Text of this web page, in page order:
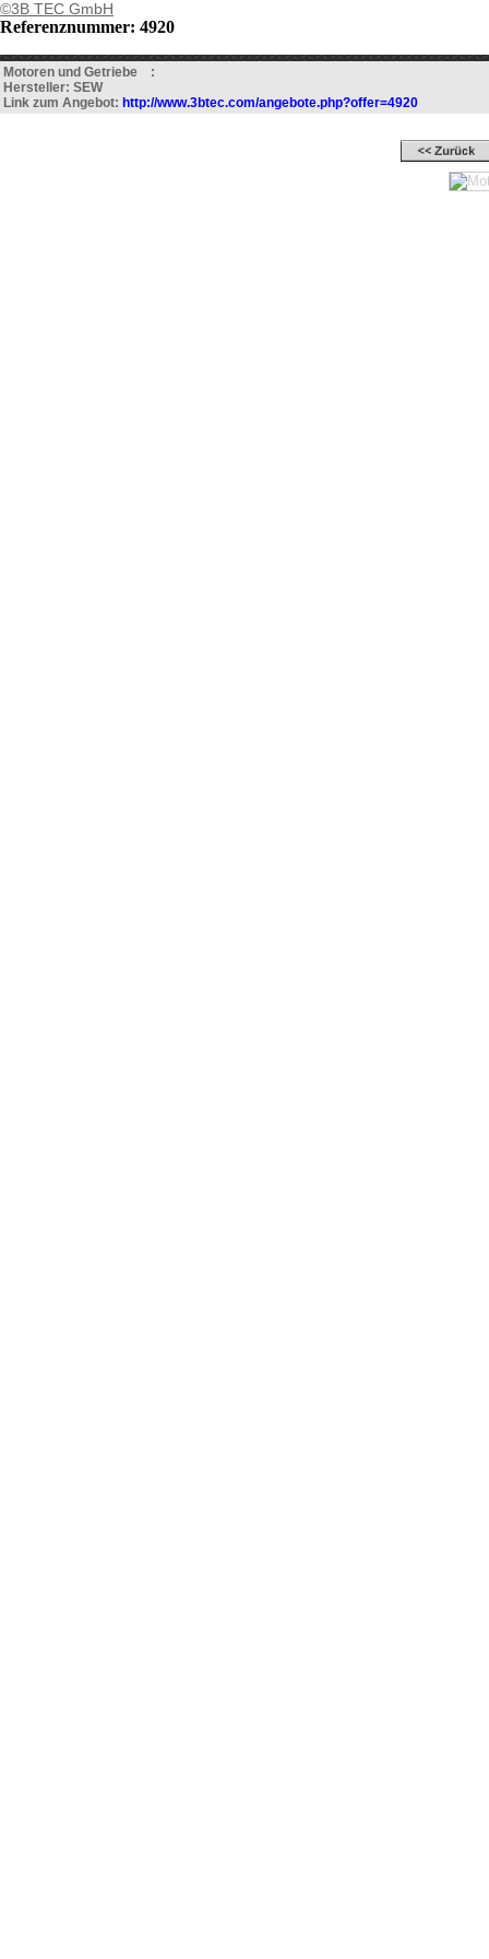
©3B TEC GmbH
Referenznummer: 4920
Motoren und Getriebe :
Hersteller: SEW
Link zum Angebot: http://www.3btec.com/angebote.php?offer=4920